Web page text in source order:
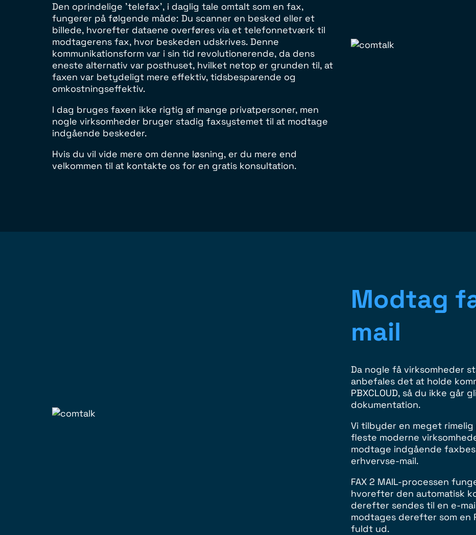
Den oprindelige 'telefax', i daglig tale omtalt som en fax,
fungerer på følgende måde: Du scanner en besked eller et
billede, hvorefter dataene overføres via et telefonnetværk til
modtagerens fax, hvor beskeden udskrives. Denne
kommunikationsform var i sin tid revolutionerende, da dens
eneste alternativ var posthuset, hvilket netop er grunden til, at
faxen var betydeligt mere effektiv, tidsbesparende og
omkostningseffektiv.
I dag bruges faxen ikke rigtig af mange privatpersoner, men
nogle virksomheder bruger stadig faxsystemet til at modtage
indgående beskeder.
Hvis du vil vide mere om denne løsning, er du mere end
velkommen til at kontakte os for en gratis konsultation.
Modtag
mail
Da nogle få virksomheder
anbefales det at holde
PBXCLOUD, så du ikke
dokumentation.
Vi tilbyder en meget
fleste moderne
modtage indgående
erhvervse-mail.
FAX 2 MAIL-processen
hvorefter den automatisk
derefter sendes til en e-
modtages derefter som en
fuldt ud.